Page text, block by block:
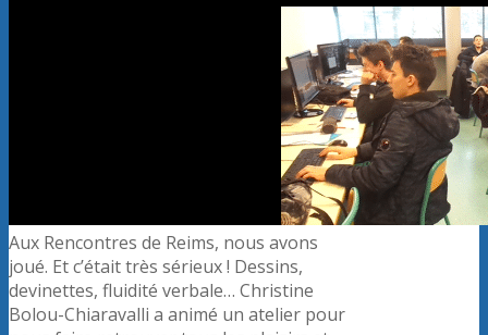
Aux Rencontres de Reims, nous avons
joué. Et c’était très sérieux ! Dessins,
devinettes, fluidité verbale… Christine
Bolou-Chiaravalli a animé un atelier pour